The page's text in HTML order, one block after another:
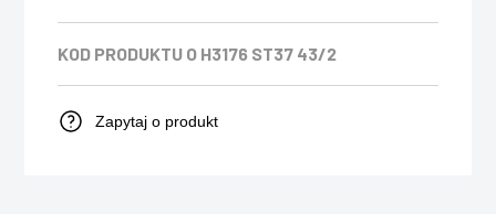
KOD PRODUKTU O H3176 ST37 43/2
Zapytaj o produkt